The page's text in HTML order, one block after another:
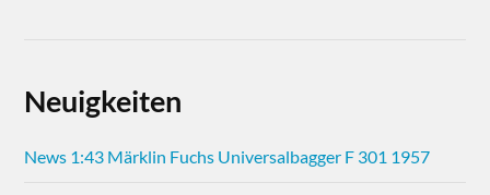
Neuigkeiten
News 1:43 Märklin Fuchs Universalbagger F 301 1957